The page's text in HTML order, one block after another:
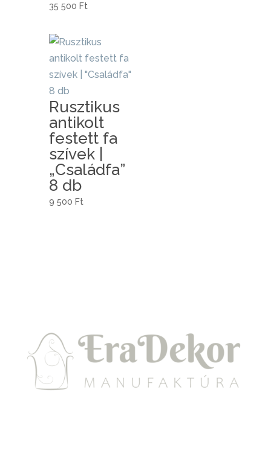
35 500 Ft
Rusztikus
antikolt
festett fa
szívek |
„Családfa”
8 db
9 500 Ft